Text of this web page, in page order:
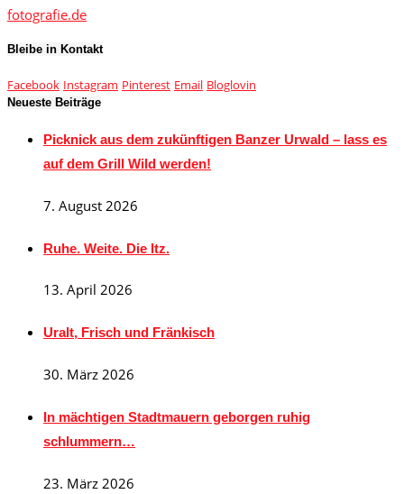
fotografie.de
Bleibe in Kontakt
Facebook Instagram Pinterest Email Bloglovin
Neueste Beiträge
Picknick aus dem zukünftigen Banzer Urwald – lass es
auf dem Grill Wild werden!
7. August 2026
Ruhe. Weite. Die Itz.
13. April 2026
Uralt, Frisch und Fränkisch
30. März 2026
In mächtigen Stadtmauern geborgen ruhig
schlummern…
23. März 2026